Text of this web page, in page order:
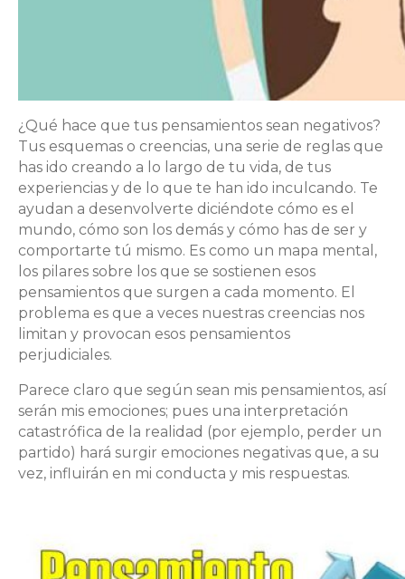
¿Qué hace que tus pensamientos sean negativos?
Tus esquemas o creencias, una serie de reglas que
has ido creando a lo largo de tu vida, de tus
experiencias y de lo que te han ido inculcando. Te
ayudan a desenvolverte diciéndote cómo es el
mundo, cómo son los demás y cómo has de ser y
comportarte tú mismo. Es como un mapa mental,
los pilares sobre los que se sostienen esos
pensamientos que surgen a cada momento. El
problema es que a veces nuestras creencias nos
limitan y provocan esos pensamientos
perjudiciales.
Parece claro que según sean mis pensamientos, así
serán mis emociones; pues una interpretación
catastrófica de la realidad (por ejemplo, perder un
partido) hará surgir emociones negativas que, a su
vez, influirán en mi conducta y mis respuestas.